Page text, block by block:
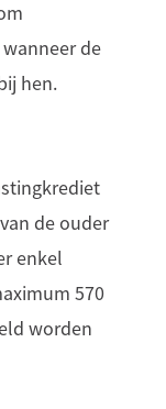
de
hen.
de ouder
enkel
570
worden